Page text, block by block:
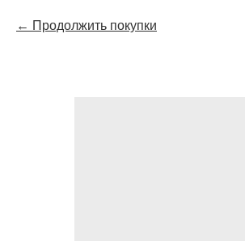
Продолжить покупки